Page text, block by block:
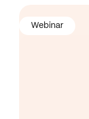
Webinar